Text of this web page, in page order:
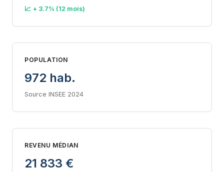
📈 + 3.7% (12 mois)
POPULATION
972 hab.
Source INSEE 2024
REVENU MÉDIAN
21 833 €